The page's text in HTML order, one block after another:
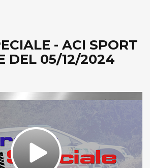
- ACI SPORT
DEL 05/12/2024
Play
Video